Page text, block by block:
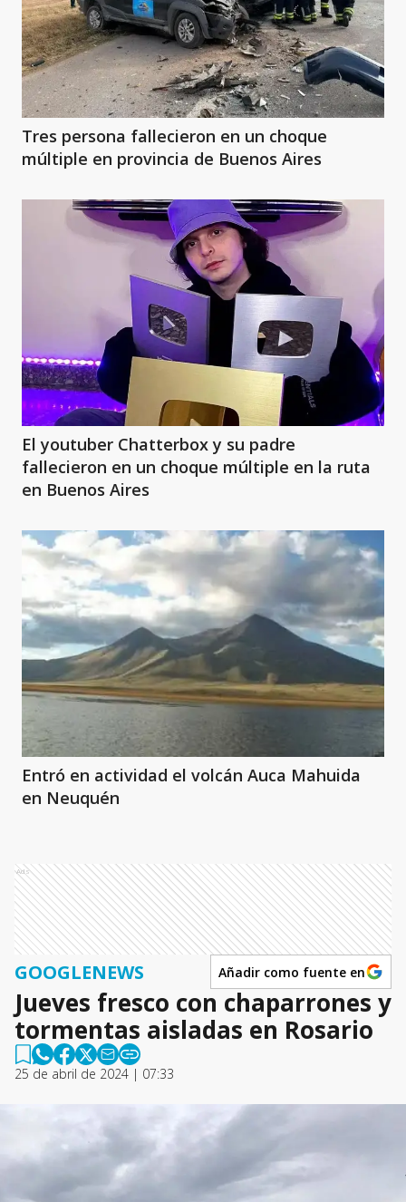
Tres persona fallecieron en un choque
múltiple en provincia de Buenos Aires
El youtuber Chatterbox y su padre
fallecieron en un choque múltiple en la ruta
en Buenos Aires
Entró en actividad el volcán Auca Mahuida
en Neuquén
Ads
GOOGLENEWS Añadir como fuente en
Jueves fresco con chaparrones y
tormentas aisladas en Rosario
25 de abril de 2024 | 07:33